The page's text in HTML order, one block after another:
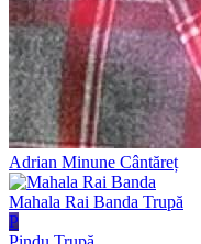
Adrian Minune Cântăreț
Mahala Rai Banda Trupă
P